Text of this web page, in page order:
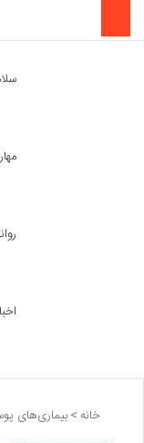
خانه >بیماری‌های